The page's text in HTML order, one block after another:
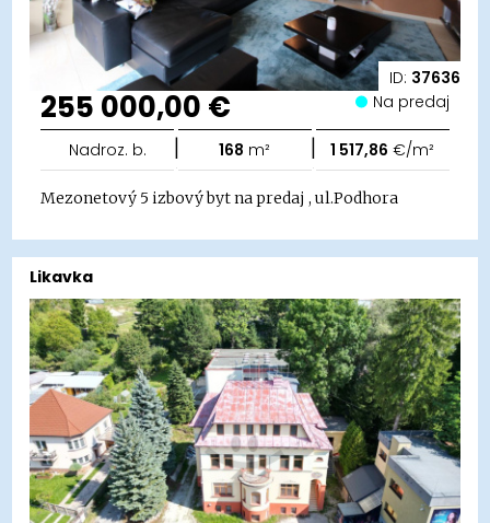
ID: 37636
255 000,00 € Na predaj
Nadroz. b. | 168 m² | 1 517,86 €/m²
Mezonetový 5 izbový byt na predaj , ul.Podhora
Likavka